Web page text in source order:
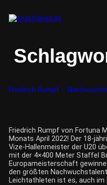
Friedrich Rumpf –
Friedrich Rumpf von Fortuna
Monats April 2022! Der 18-
Vize-Hallenmeister der U20
mit der 4×400 Meter Staffel
Europameisterschaft
den größten
Leichtathleten ist es, auch im